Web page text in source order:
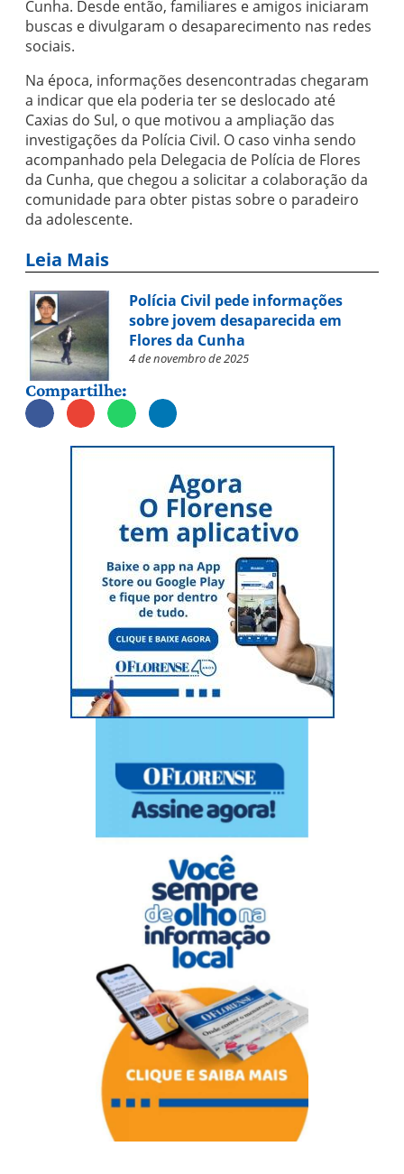
Cunha. Desde então, familiares e amigos iniciaram
buscas e divulgaram o desaparecimento nas redes
sociais.
Na época, informações desencontradas chegaram
a indicar que ela poderia ter se deslocado até
Caxias do Sul, o que motivou a ampliação das
investigações da Polícia Civil. O caso vinha sendo
acompanhado pela Delegacia de Polícia de Flores
da Cunha, que chegou a solicitar a colaboração da
comunidade para obter pistas sobre o paradeiro
da adolescente.
Leia Mais
Polícia Civil pede informações
sobre jovem desaparecida em
Flores da Cunha
4 de novembro de 2025
Compartilhe: